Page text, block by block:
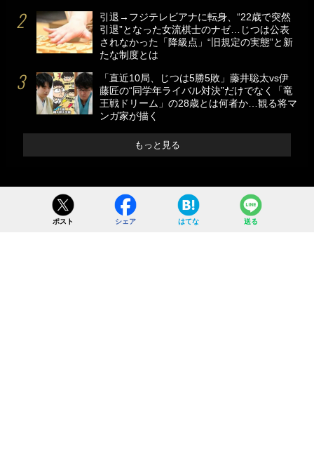
引退→フジテレビアナに転身、“22歳で突然
引退”となった女流棋士のナゼ…じつは公表
されなかった「降級点」“旧規定の実態”と新
たな制度とは
「直近10局、じつは5勝5敗」藤井聡太vs伊
藤匠の“同学年ライバル対決”だけでなく「竜
王戦ドリーム」の28歳とは何者か…観る将マ
ンガ家が描く
もっと見る
ポスト シェア はてな 送る